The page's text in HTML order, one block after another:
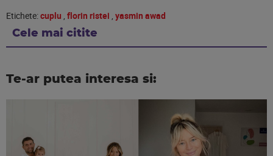
Etichete:cuplu , florin ristei , yasmin awad
Cele mai citite
Te-ar putea interesa si: